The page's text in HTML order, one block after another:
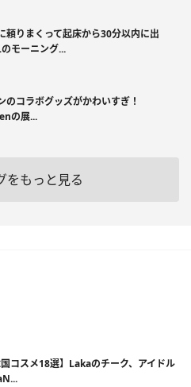
頼りまくって起床から30分以内に出
モーニング...
のコラボグッズがかわいすぎ！
の展...
をもっと見る
国コスメ18選】Lakaのチーク、アイドル